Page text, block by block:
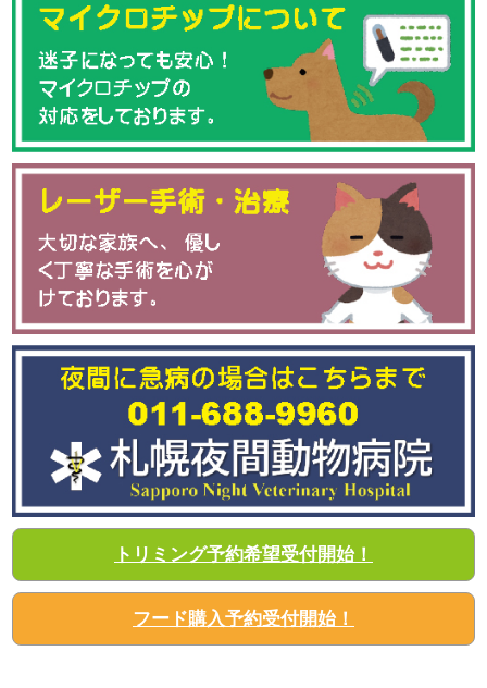
トリミング予約希望受付開始！
フード購入予約受付開始！